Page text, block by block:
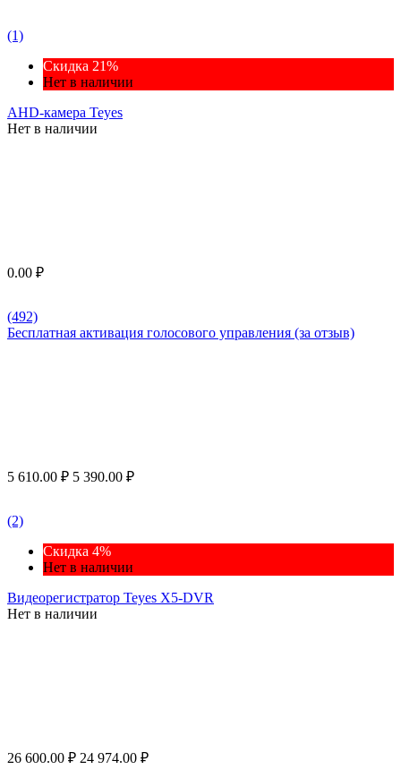
(1)
Скидка 21%
Нет в наличии
AHD-камера Teyes
Нет в наличии
0.00 ₽
(492)
Бесплатная активация голосового управления (за отзыв)
5 610.00 ₽ 5 390.00 ₽
(2)
Скидка 4%
Нет в наличии
Видеорегистратор Teyes X5-DVR
Нет в наличии
26 600.00 ₽ 24 974.00 ₽